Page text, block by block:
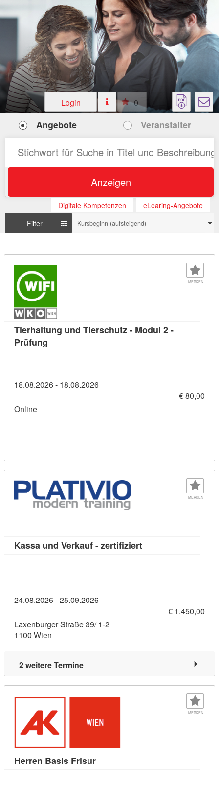
Login 0
Angebote Veranstalter
Anzeigen
Digitale Kompetenzen
eLearing-Angebote
Filter
Kursbeginn (aufsteigend)
MERKEN
Tierhaltung und Tierschutz - Modul 2 -
Prüfung
18.08.2026 - 18.08.2026
€ 80,00
Online
MERKEN
Kassa und Verkauf - zertifiziertKursdetail: Kassa
24.08.2026 - 25.09.2026
€ 1.450,00
Laxenburger Straße 39/ 1-2
1100 Wien
2 weitere Termine
MERKEN
Herren Basis FrisurKursdetail: Herren Basis Frisur